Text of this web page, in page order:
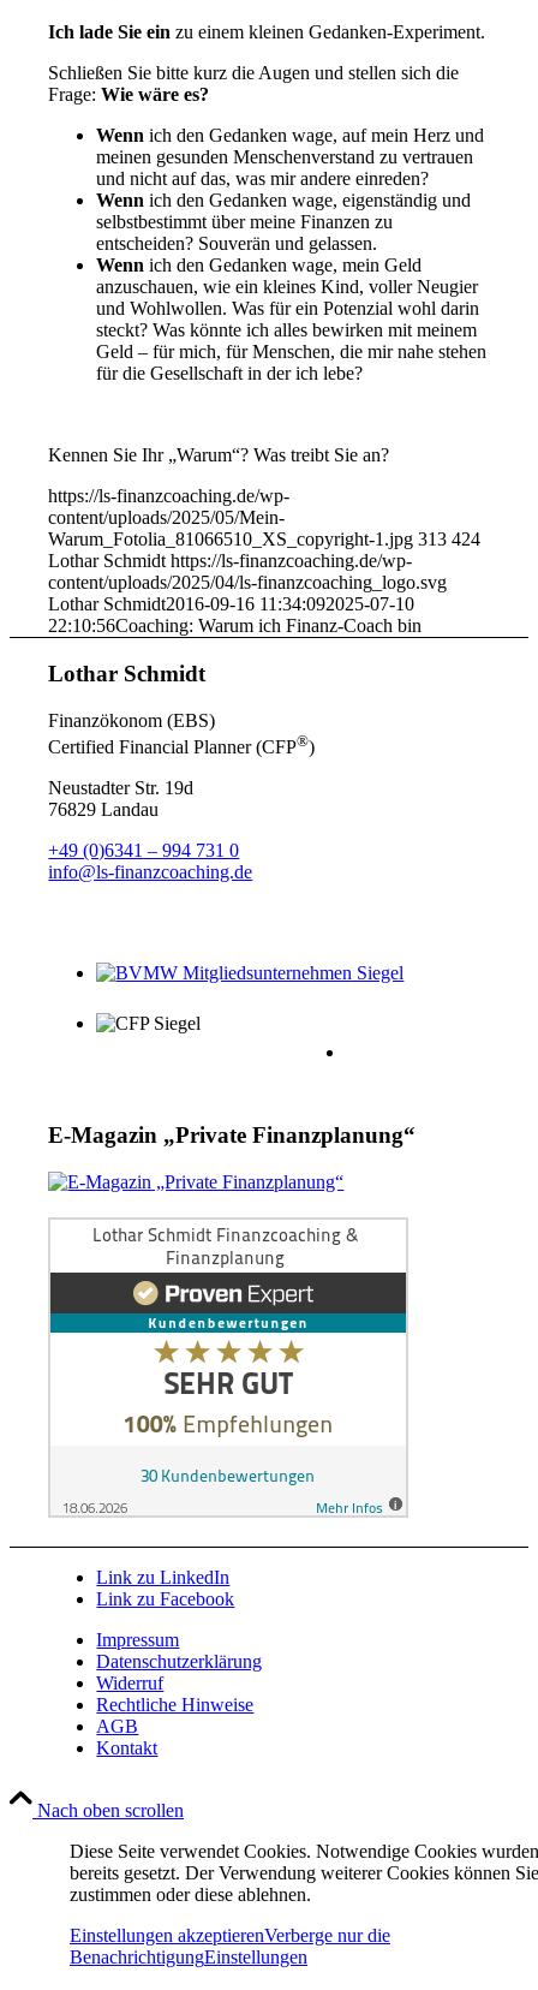
Ich lade Sie ein zu einem kleinen Gedanken-Experiment.
Schließen Sie bitte kurz die Augen und stellen sich die
Frage:Wie wäre es?
Wennich den Gedanken wage, auf mein Herz und
meinen gesunden Menschenverstand zu vertrauen
und nicht auf das, was mir andere einreden?
Wennich den Gedanken wage, eigenständig und
selbstbestimmt über meine Finanzen zu
entscheiden? Souverän und gelassen.
Wennich den Gedanken wage, mein Geld
anzuschauen, wie ein kleines Kind, voller Neugier
und Wohlwollen. Was für ein Potenzial wohl darin
steckt? Was könnte ich alles bewirken mit meinem
Geld – für mich, für Menschen, die mir nahe stehen
für die Gesellschaft in der ich lebe?
Kennen Sie Ihr „Warum“? Was treibt Sie an?
https://ls-finanzcoaching.de/wp-
content/uploads/2025/05/Mein-
Warum_Fotolia_81066510_XS_copyright-1.jpg 313 424
Lothar Schmidt https://ls-finanzcoaching.de/wp-
content/uploads/2025/04/ls-finanzcoaching_logo.svg
Lothar Schmidt2016-09-16 11:34:092025-07-10
22:10:56Coaching: Warum ich Finanz-Coach bin
Lothar Schmidt
Finanzökonom (EBS)
Certified Financial Planner (CFP®)
Neustadter Str. 19d
76829 Landau
+49 (0)6341 – 994 731 0
info@ls-finanzcoaching.de
E-Magazin „Private Finanzplanung“
Link zu LinkedIn
Link zu Facebook
Impressum
Datenschutzerklärung
Widerruf
Rechtliche Hinweise
AGB
Kontakt
Nach oben scrollen
Diese Seite verwendet Cookies. Notwendige Cookies wurden
bereits gesetzt. Der Verwendung weiterer Cookies können Sie
zustimmen oder diese ablehnen.
Einstellungen akzeptierenVerberge nur die
BenachrichtigungEinstellungen